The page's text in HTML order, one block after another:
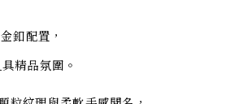
釦配置，
精品氛圍。